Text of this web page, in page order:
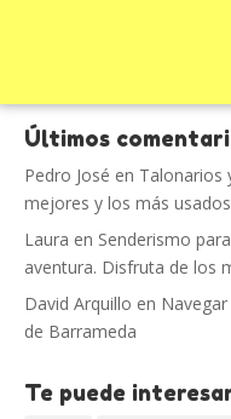
Últimos
Pedro José en Talonarios
mejores y los más
Laura en Senderismo
aventura. Disfruta de los
David Arquillo en
de Barrameda
Te puede